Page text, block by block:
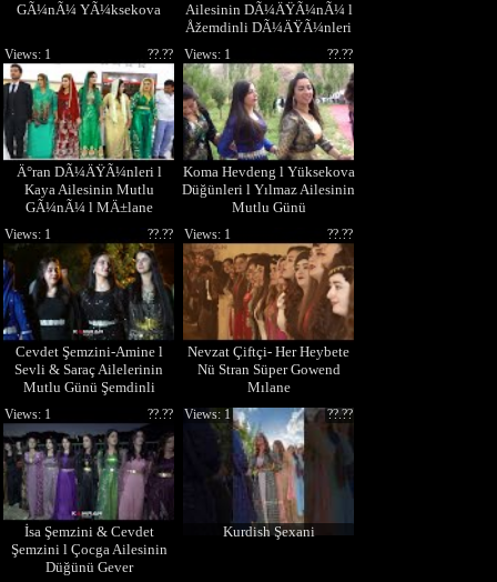
GÃ¼nÃ¼ YÃ¼ksekova
Ailesinin DÃ¼ÄŸÃ¼nÃ¼ l
Åžemdinli DÃ¼ÄŸÃ¼nleri
Ä°ran DÃ¼ÄŸÃ¼nleri l
Kaya Ailesinin Mutlu
GÃ¼nÃ¼ l MÄ±lane
??.??
Views: 1
Koma Hevdeng l Yüksekova
Düğünleri l Yılmaz Ailesinin
Mutlu Günü
??.??
Views: 1
Cevdet Şemzini-Amine l
Sevli & Saraç Ailelerinin
Mutlu Günü Şemdinli
??.??
Views: 1
Nevzat Çiftçi- Her Heybete
Nü Stran Süper Gowend
Mılane
??.??
Views: 1
İsa Şemzini & Cevdet
Şemzini l Çocga Ailesinin
Düğünü Gever
??.??
Views: 1
Kurdish Şexani
??.??
Views: 1